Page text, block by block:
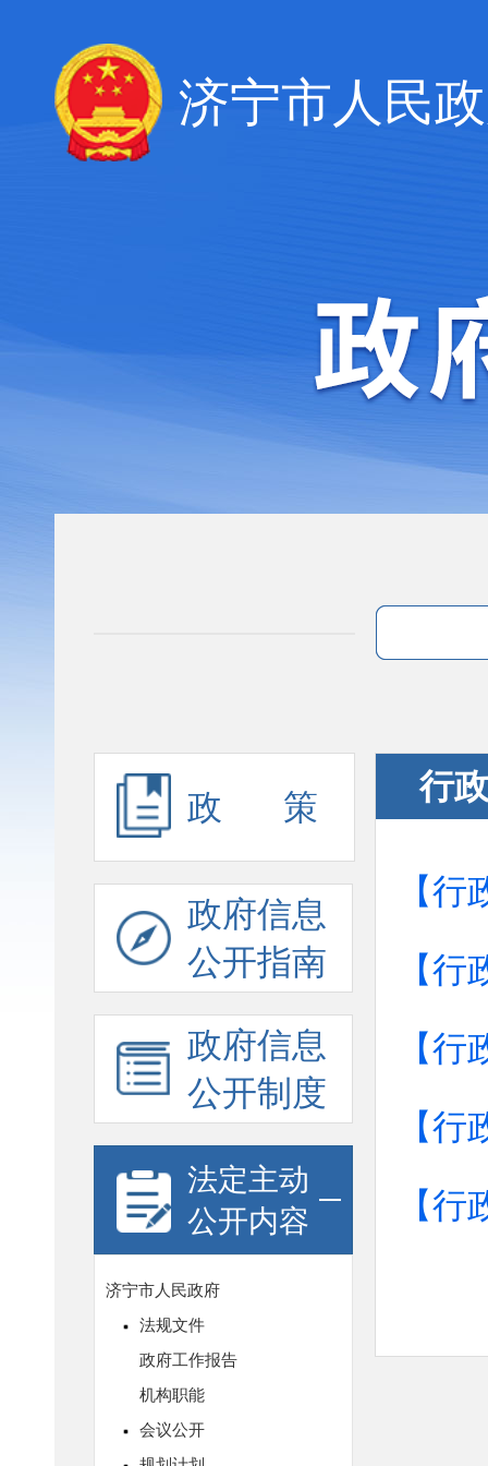
济宁市人民
政 策
政府信息
公开指南
政府信息
公开制度
法定主动
公开内容
行
【
【
【
【
【